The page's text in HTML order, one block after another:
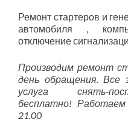
Ремонт стартеров и
автомобиля ,
отключение
Производим ремонт
день обращения. Все
услуга снять-
бесплатно!
21.00